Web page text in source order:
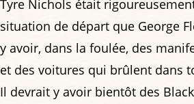
Tyre Nichols était
situation de départ que George
y avoir, dans la foulée, des
et des voitures qui brûlent dans
Il devrait y avoir bientôt des